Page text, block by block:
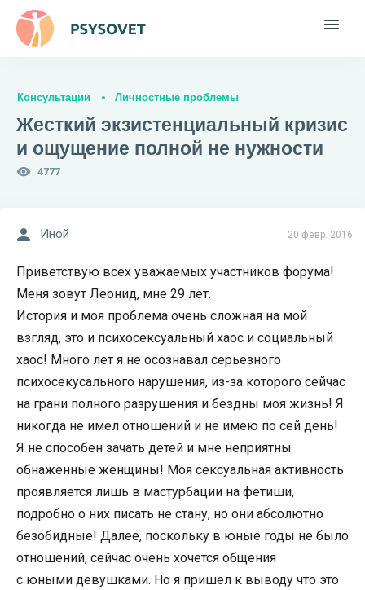
Консультации Личностные проблемы
Жесткий экзистенциальный кризис
и ощущение полной не нужности
4777
20 февр. 2016
Иной
Приветствую всех уважаемых участников форума!
Меня зовут Леонид, мне 29 лет.
История и моя проблема очень сложная на мой
взгляд, это и психосексуальный хаос и социальный
хаос! Много лет я не осознавал серьезного
психосекусального нарушения, из-за которого сейчас
на грани полного разрушения и бездны моя жизнь! Я
никогда не имел отношений и не имею по сей день!
Я не способен зачать детей и мне неприятны
обнаженные женщины! Моя сексуальная активность
проявляется лишь в мастурбации на фетиши,
подробно о них писать не стану, но они абсолютно
безобидные! Далее, поскольку в юные годы не было
отношений, сейчас очень хочется общения
с юными девушками. Но я пришел к выводу что это